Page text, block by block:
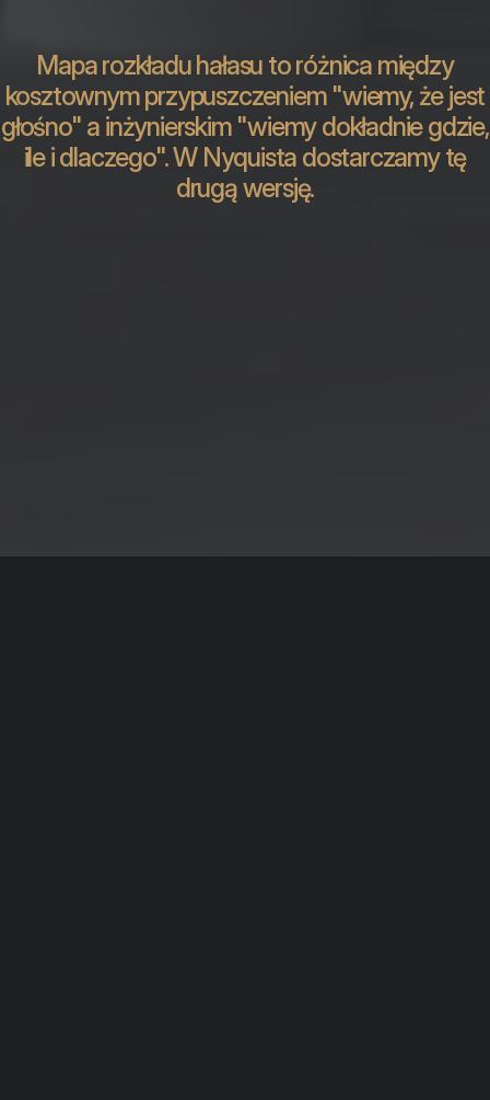
Mapa rozkładu hałasu to różnica między
kosztownym przypuszczeniem "wiemy, że jest
głośno" a inżynierskim "wiemy dokładnie gdzie,
ile i dlaczego". W Nyquista dostarczamy tę
drugą wersję.